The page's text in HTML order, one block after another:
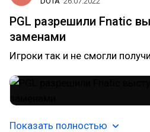
PGL разрешили Fnatic
заменами
Игроки так и не смогли
Показать полностью